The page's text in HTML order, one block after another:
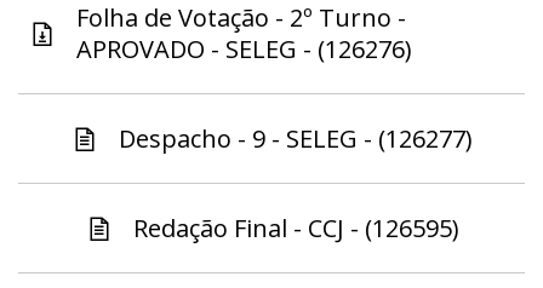
Folha de Votação - 2º Turno -
APROVADO - SELEG - (126276)
Despacho - 9 - SELEG - (126277)
Redação Final - CCJ - (126595)